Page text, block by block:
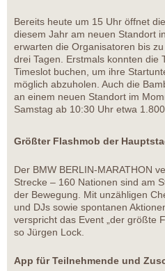
Bereits heute um 15 Uhr öffnet
diesem Jahr am neuen Standort
erwarten die Organisatoren bis
drei Tagen. Erstmals konnten die
Timeslot buchen, um ihre
möglich abzuholen. Auch die
an einem neuen Standort im
Samstag ab 10:30 Uhr etwa
Größter Flashmob der
Der BMW BERLIN-MARATHON
Strecke – 160 Nationen sind am
der Bewegung. Mit unzähligen
und DJs sowie spontanen
verspricht das Event „der größte
so Jürgen Lock.
App für Teilnehmende und